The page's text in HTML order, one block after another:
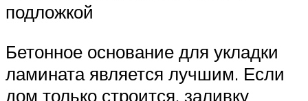
подложкой
Бетонное основание для укладки
ламината является лучшим. Если
дом только строится, заливку